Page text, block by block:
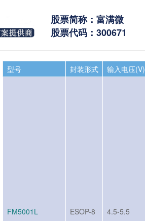
股票简称：富满微
股票代码：300671
型号 封装形式 输入电压(V)
FM5001L ESOP-8 4.5-5.5